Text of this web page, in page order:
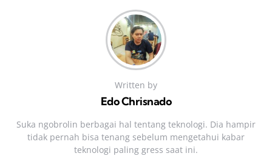
Written by
Edo Chrisnado
Suka ngobrolin berbagai hal tentang teknologi. Dia hampir
tidak pernah bisa tenang sebelum mengetahui kabar
teknologi paling gress saat ini.